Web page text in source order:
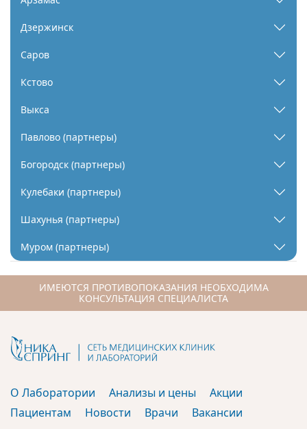
Дзержинск
Саров
Кстово
Выкса
Павлово (партнеры)
Богородск (партнеры)
Кулебаки (партнеры)
Шахунья (партнеры)
Муром (партнеры)
ИМЕЮТСЯ ПРОТИВОПОКАЗАНИЯ НЕОБХОДИМА
КОНСУЛЬТАЦИЯ СПЕЦИАЛИСТА
О Лаборатории Анализы и цены
Акции
Пациентам
Новости Врачи
Вакансии